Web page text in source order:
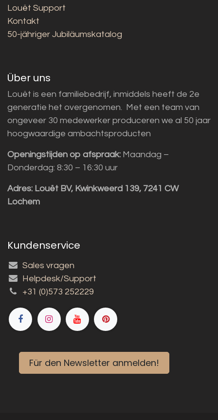
Louët Support
Kontakt
50-jähriger Jubiläumskatalog
Über uns
Louët is een familiebedrijf, inmiddels heeft de 2e
generatie het overgenomen. Met een team van
ongeveer 30 medewerker produceren we al 50 jaar
hoogwaardige ambachtsproducten
Openingstijden op afspraak: Maandag –
Donderdag: 8:30 – 16:30 uur
Adres: Louët BV, Kwinkweerd 139, 7241 CW
Lochem
Kundenservice
Sales vragen
Helpdesk/Support
+31 (0)573 252229
Für den Newsletter anmelden!